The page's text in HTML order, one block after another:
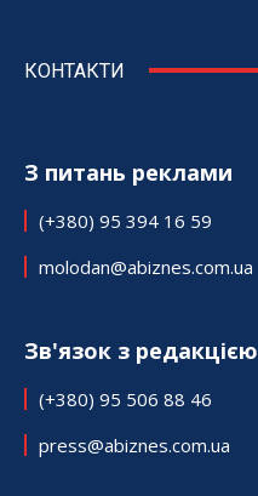
КОНТАКТИ
З питань реклами
(+380) 95 394 16 59
molodan@abiznes.com.ua
Зв'язок з редакцією
(+380) 95 506 88 46
press@abiznes.com.ua